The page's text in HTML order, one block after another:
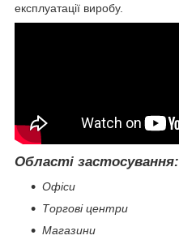
експлуатації виробу.
Області застосування:
Офіси
Торгові центри
Магазини